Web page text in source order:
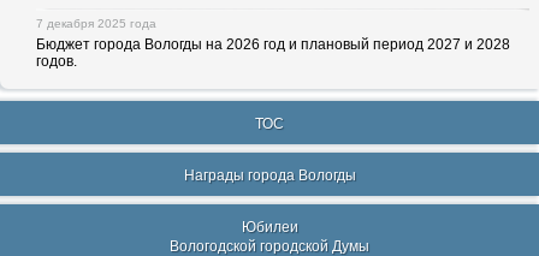
7 декабря 2025 года
Бюджет города Вологды на 2026 год и плановый период 2027 и 2028
годов.
ТОС
Награды города Вологды
Юбилеи
Вологодской городской Думы